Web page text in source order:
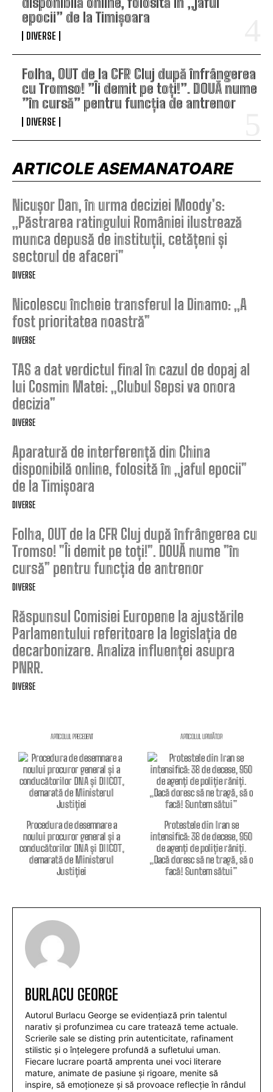
epocii” de la Timișoara
DIVERSE
Folha, OUT de la CFR Cluj după înfrângerea
cu Tromso! ”Îi demit pe toți!”. DOUĂ nume
”în cursă” pentru funcția de antrenor
DIVERSE
ARTICOLE ASEMANATOARE
Nicușor Dan, în urma deciziei Moody’s:
„Păstrarea ratingului României ilustrează
munca depusă de instituții, cetățeni și
sectorul de afaceri”
DIVERSE
Nicolescu încheie transferul la Dinamo: „A
fost prioritatea noastră”
DIVERSE
TAS a dat verdictul final în cazul de dopaj al
lui Cosmin Matei: „Clubul Sepsi va onora
decizia”
DIVERSE
Aparatură de interferență din China
disponibilă online, folosită în „jaful epocii”
de la Timișoara
DIVERSE
Folha, OUT de la CFR Cluj după înfrângerea cu
Tromso! ”Îi demit pe toți!”. DOUĂ nume ”în
cursă” pentru funcția de antrenor
DIVERSE
Răspunsul Comisiei Europene la ajustările
Parlamentului referitoare la legislația de
decarbonizare. Analiza influenței asupra
PNRR.
DIVERSE
ARTICOLUL PRECEDENT
Procedura de desemnare a
noului procuror general și a
conducătorilor DNA și DIICOT,
demarată de Ministerul
Justiției
ARTICOLUL URMĂTOR
Protestele din Iran se
intensifică: 38 de decese, 950
de agenți de poliție răniți.
„Dacă doresc să ne tragă, să o
facă! Suntem sătui”
BURLACU GEORGE
Autorul Burlacu George se evidențiază prin talentul
narativ și profunzimea cu care tratează teme actuale.
Scrierile sale se disting prin autenticitate, rafinament
stilistic și o înțelegere profundă a sufletului uman.
Fiecare lucrare poartă amprenta unei voci literare
mature, animate de pasiune și rigoare, menite să
inspire, să emoționeze și să provoace reflecție în rândul